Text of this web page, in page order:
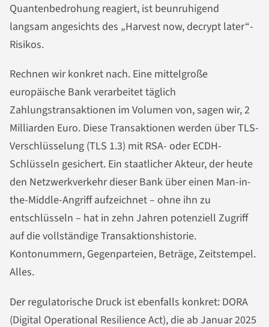
Quantenbedrohung reagiert, ist beunruhigend
langsam angesichts des „Harvest now, decrypt later“-
Risikos.
Rechnen wir konkret nach. Eine mittelgroße
europäische Bank verarbeitet täglich
Zahlungstransaktionen im Volumen von, sagen wir, 2
Milliarden Euro. Diese Transaktionen werden über TLS-
Verschlüsselung (TLS 1.3) mit RSA- oder ECDH-
Schlüsseln gesichert. Ein staatlicher Akteur, der heute
den Netzwerkverkehr dieser Bank über einen Man-in-
the-Middle-Angriff aufzeichnet – ohne ihn zu
entschlüsseln – hat in zehn Jahren potenziell Zugriff
auf die vollständige Transaktionshistorie.
Kontonummern, Gegenparteien, Beträge, Zeitstempel.
Alles.
Der regulatorische Druck ist ebenfalls konkret: DORA
(Digital Operational Resilience Act), die ab Januar 2025